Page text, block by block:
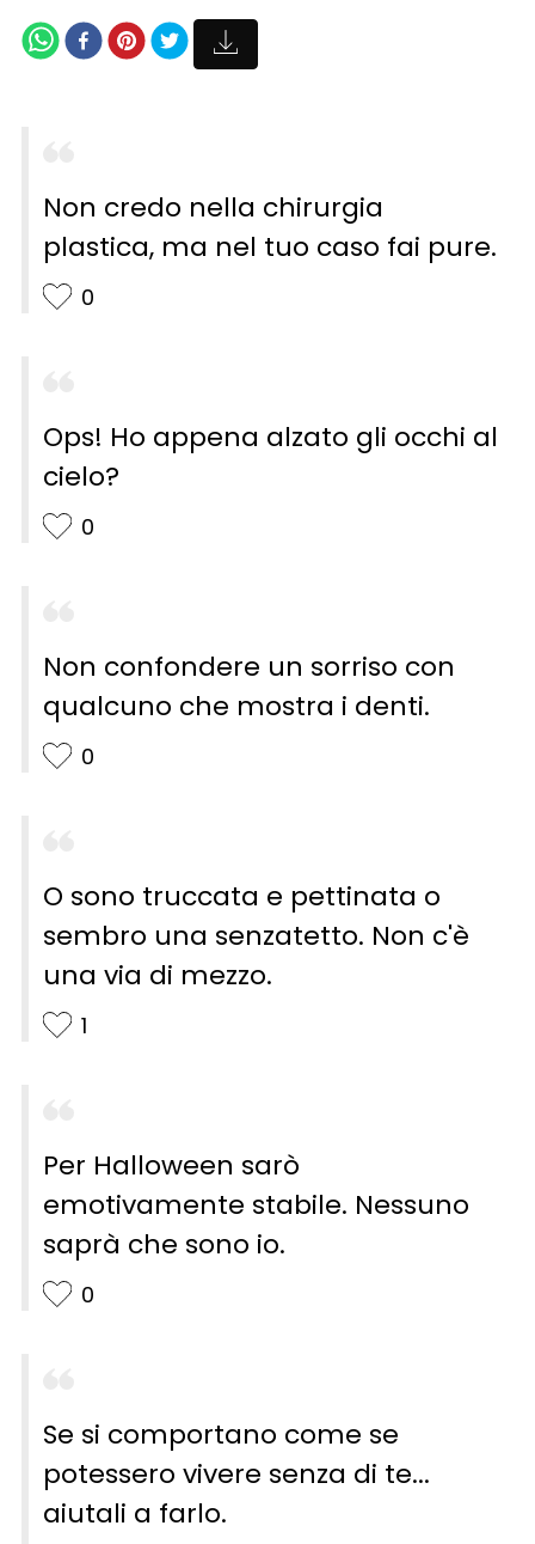
Non credo nella chirurgia
plastica, ma nel tuo caso fai pure.
0
Ops! Ho appena alzato gli occhi al
cielo?
0
Non confondere un sorriso con
qualcuno che mostra i denti.
0
O sono truccata e pettinata o
sembro una senzatetto. Non c'è
una via di mezzo.
1
Per Halloween sarò
emotivamente stabile. Nessuno
saprà che sono io.
0
Se si comportano come se
potessero vivere senza di te...
aiutali a farlo.